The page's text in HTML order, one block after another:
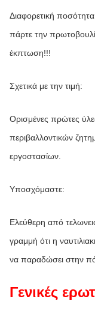
Διαφορετική
πάρτε την
έκπτωση!!!
Σχετικά με την τιμή:
Ορισμένες πρώτες
περιβαλλοντικών
εργοστασίων.
Υποσχόμαστε:
Ελεύθερη από
γραμμή ότι η
να παραδώσει στην
Γενικές